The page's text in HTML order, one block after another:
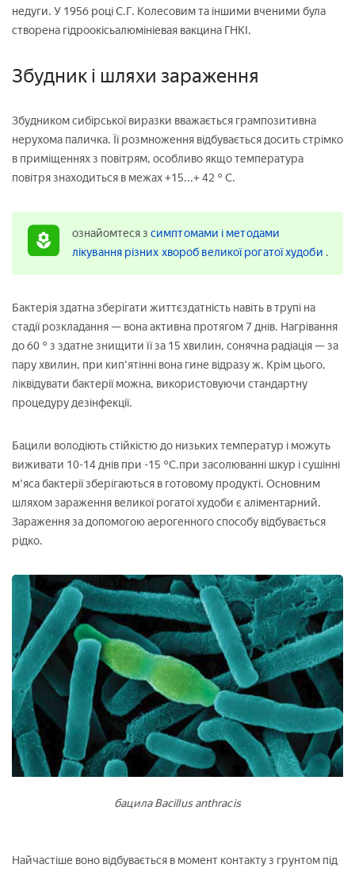
недуги. У 1956 році С.Г. Колесовим та іншими вченими була
створена гідроокісьалюмініевая вакцина ГНКІ.
Збудник і шляхи зараження
Збудником сибірської виразки вважається грампозитивна
нерухома паличка. Її розмноження відбувається досить стрімко
в приміщеннях з повітрям, особливо якщо температура
повітря знаходиться в межах +15...+ 42 ° С.
ознайомтеся з симптомами і методами
лікування різних хвороб великої рогатої худоби .
Бактерія здатна зберігати життєздатність навіть в трупі на
стадії розкладання — вона активна протягом 7 днів. Нагрівання
до 60 ° з здатне знищити її за 15 хвилин, сонячна радіація — за
пару хвилин, при кип'ятінні вона гине відразу ж. Крім цього,
ліквідувати бактерії можна, використовуючи стандартну
процедуру дезінфекції.
Бацили володіють стійкістю до низьких температур і можуть
виживати 10-14 днів при -15 °С.при засолюванні шкур і сушінні
м'яса бактерії зберігаються в готовому продукті. Основним
шляхом зараження великої рогатої худоби є аліментарний.
Зараження за допомогою аерогенного способу відбувається
рідко.
бацила Bacillus anthracis
Найчастіше воно відбувається в момент контакту з грунтом під